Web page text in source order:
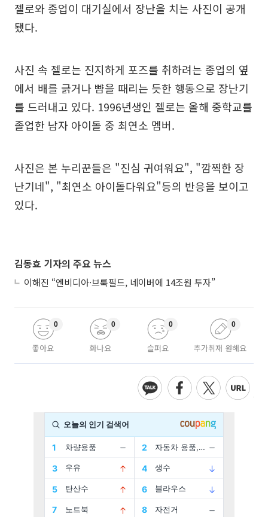
젤로와 종업이 대기실에서 장난을 치는 사진이 공개
됐다.
사진 속 젤로는 진지하게 포즈를 취하려는 종업의 옆
에서 배를 긁거나 뺨을 때리는 듯한 행동으로 장난기
를 드러내고 있다. 1996년생인 젤로는 올해 중학교를
졸업한 남자 아이돌 중 최연소 멤버.
사진은 본 누리꾼들은 "진심 귀여워요", "깜찍한 장
난기네", "최연소 아이돌다워요"등의 반응을 보이고
있다.
김동효 기자의 주요 뉴스
이해진 “엔비디아·브룩필드, 네이버에 14조원 투자”
좋아요
0
화나요
0
슬퍼요
0
추가취재 원해요
0